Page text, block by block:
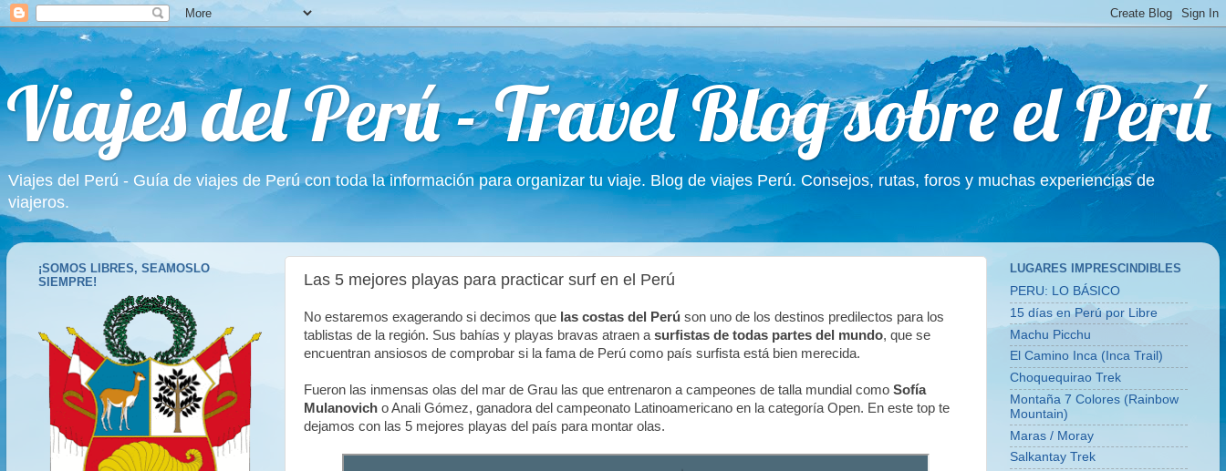
Viajes del Perú - Travel Blog sobre el Perú
Viajes del Perú - Guía de viajes de Perú con toda la información para organizar tu viaje. Blog de viajes Perú. Consejos, rutas, foros y muchas experiencias de
viajeros.
Las 5 mejores playas para practicar surf en el Perú
No estaremos exagerando si decimos que las costas del Perú son uno de los destinos predilectos para los
tablistas de la región. Sus bahías y playas bravas atraen a surfistas de todas partes del mundo, que se
encuentran ansiosos de comprobar si la fama de Perú como país surfista está bien merecida.
Fueron las inmensas olas del mar de Grau las que entrenaron a campeones de talla mundial como Sofía
Mulanovich o Anali Gómez, ganadora del campeonato Latinoamericano en la categoría Open. En este top te
dejamos con las 5 mejores playas del país para montar olas.
¡SOMOS LIBRES, SEAMOSLO
SIEMPRE!
LUGARES IMPRESCINDIBLES
PERU: LO BÁSICO
15 días en Perú por Libre
Machu Picchu
El Camino Inca (Inca Trail)
Choquequirao Trek
Montaña 7 Colores (Rainbow
Mountain)
Maras / Moray
Salkantay Trek